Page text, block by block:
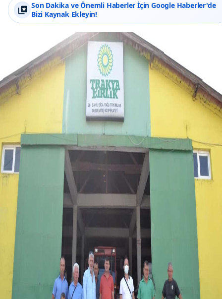
Son Dakika ve Önemli Haberler İçin Google Haberler'de
Bizi Kaynak Ekleyin!